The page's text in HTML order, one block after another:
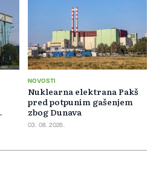
NOVOSTI
Nuklearna elektrana Pakš
pred potpunim gašenjem
zbog Dunava
03. 08. 2026.